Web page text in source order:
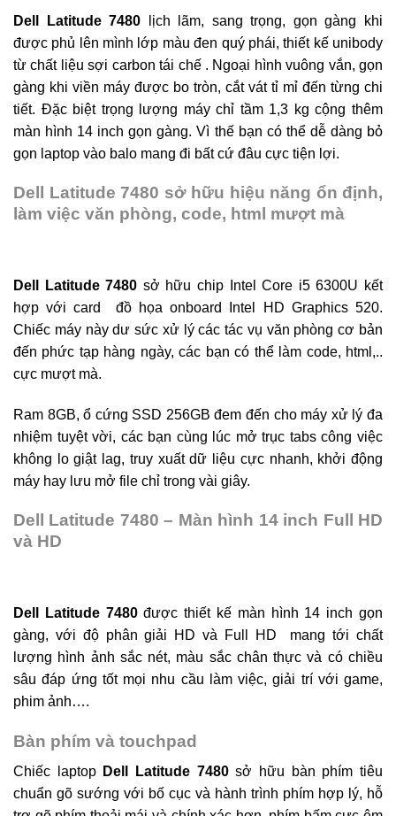
Dell Latitude 7480 lịch lãm, sang trọng, gọn gàng khi
được phủ lên mình lớp màu đen quý phái, thiết kế unibody
từ chất liệu sợi carbon tái chế . Ngoại hình vuông vắn, gọn
gàng khi viền máy được bo tròn, cắt vát tỉ mỉ đến từng chi
tiết. Đặc biệt trọng lượng máy chỉ tầm 1,3 kg cộng thêm
màn hình 14 inch gọn gàng. Vì thế bạn có thể dễ dàng bỏ
gọn laptop vào balo mang đi bất cứ đâu cực tiện lợi.
Dell Latitude 7480 sở hữu hiệu năng ổn định,
làm việc văn phòng, code, html mượt mà
Dell Latitude 7480 sở hữu chip Intel Core i5 6300U kết
hợp với card đồ họa onboard Intel HD Graphics 520.
Chiếc máy này dư sức xử lý các tác vụ văn phòng cơ bản
đến phức tạp hàng ngày, các bạn có thể làm code, html,..
cực mượt mà.
Ram 8GB, ổ cứng SSD 256GB đem đến cho máy xử lý đa
nhiệm tuyệt vời, các bạn cùng lúc mở trục tabs công việc
không lo giật lag, truy xuất dữ liệu cực nhanh, khởi động
máy hay lưu mở file chỉ trong vài giây.
Dell Latitude 7480 – Màn hình 14 inch Full HD
và HD
Dell Latitude 7480được thiết kế màn hình 14 inch gọn
gàng, với độ phân giải HD và Full HD mang tới chất
lượng hình ảnh sắc nét, màu sắc chân thực và có chiều
sâu đáp ứng tốt mọi nhu cầu làm việc, giải trí với game,
phim ảnh….
Bàn phím và touchpad
Chiếc laptop Dell Latitude 7480sở hữu bàn phím tiêu
chuẩn gõ sướng với bố cục và hành trình phím hợp lý, hỗ